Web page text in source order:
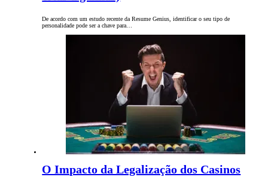
De acordo com um estudo recente da Resume Genius, identificar o seu tipo de
personalidade pode ser a chave para…
O Impacto da Legalização dos Casinos